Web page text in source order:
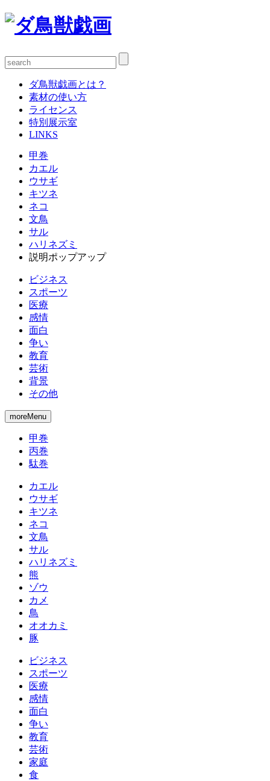
ダ鳥獣戯画とは？
素材の使い方
ライセンス
特別展示室
LINKS
甲巻
カエル
ウサギ
キツネ
ネコ
文鳥
サル
ハリネズミ
説明ポップアップ
ビジネス
スポーツ
医療
感情
面白
争い
教育
芸術
背景
その他
moreMenu
甲巻
丙巻
駄巻
カエル
ウサギ
キツネ
ネコ
文鳥
サル
ハリネズミ
熊
ゾウ
カメ
鳥
オオカミ
豚
ビジネス
スポーツ
医療
感情
面白
争い
教育
芸術
家庭
食